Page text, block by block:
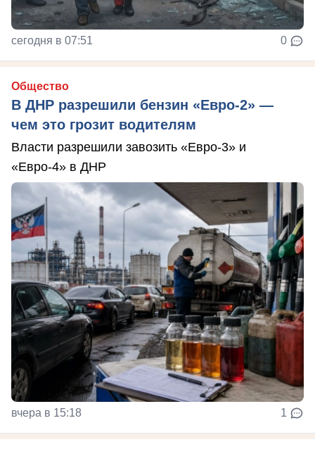
сегодня в 07:51 0
Общество
В ДНР разрешили бензин «Евро-2» —
чем это грозит водителям
Власти разрешили завозить «Евро-3» и
«Евро-4» в ДНР
вчера в 15:18 1